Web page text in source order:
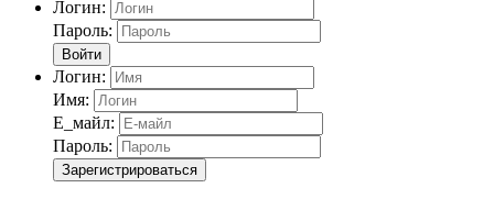
Логин:
Пароль:
Войти
Логин:
Имя:
Е_майл:
Пароль:
Зарегистрироваться